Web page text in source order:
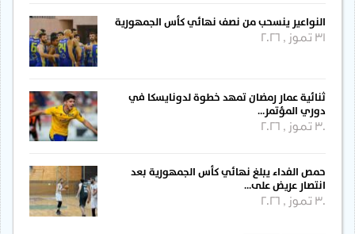
النواعير ينسحب من نصف نهائي كأس الجمهورية
31 تموز , 2026
ثنائية عمار رمضان تمهد خطوة لدونايسكا في
دوري المؤتمر…
30 تموز , 2026
حمص الفداء يبلغ نهائي كأس الجمهورية بعد
انتصار عريض على…
30 تموز , 2026